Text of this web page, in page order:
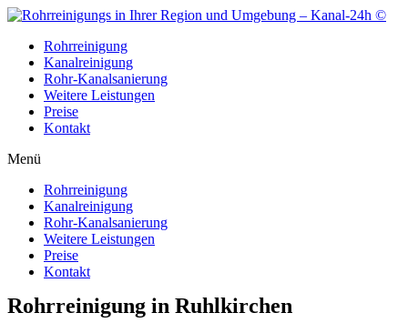
Zum
wechselnRohrreinigung
Kanalreinigung
Rohr-Kanalsanierung
Weitere Leistungen
Preise
Kontakt
Menü
Rohrreinigung
Kanalreinigung
Rohr-Kanalsanierung
Weitere Leistungen
Preise
Kontakt
Rohrreinigung in Ruhlkirchen